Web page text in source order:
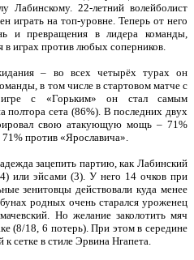
Лабинскому. 22-летний волейболист
играть на топ-уровне. Теперь от него
и превращения в лидера команды,
в играх против любых соперников.
– во всех четырёх турах он
в том числе в стартовом матче с
с «Горьким» он стал самым
полтора сета (86%). В последних двух
свою атакующую мощь – 71%
71% против «Ярославича».
зацепить партию, как Лабинский
или эйсами (3). У него 14 очков при
зенитовцы действовали куда менее
родных очень старался уроженец
Но желание заколотить мяч
(8/18, 6 потерь). При этом в середине
сетке в стиле Эрвина Нгапета.